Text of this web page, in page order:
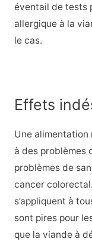
éventail de tests
allergique à la
le cas.
Effets
Une alimentation
à des problèmes
problèmes de
cancer
s’appliquent à
sont pires pour
que la viande à